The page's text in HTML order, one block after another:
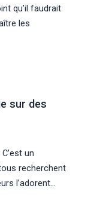
qu’il faudrait
les
sur des
un
recherchent
l’adorent…